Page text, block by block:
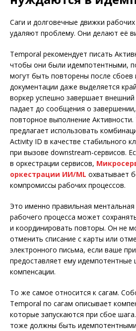
Саги и долговечные движки
удаляют проблему. Они делают её
Temporal рекомендует писать
чтобы они были идемпотентными,
могут быть повторены после сбоев
документации даже выделяется
воркер успешно завершает
падает до сообщения о
повторное выполнение
предлагает использовать
Activity ID в качестве стабильного
при вызове downstream-сервисов.
в оркестрации сервисов,
оркестрации ИИ/ML охватывает
компромиссы рабочих процессов.
Это именно правильная
рабочего процесса может
и координировать повторы. Он не
отменить списание с карты или
электронного письма, если ваше
предоставляет ему идемпотентные
компенсации.
То же самое относится к сагам.
Temporal по сагам описывает
которые запускаются при сбое
тоже должны быть